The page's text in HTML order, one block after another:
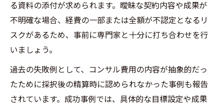
る資料の添付が求められます。曖昧な契約内容や成果が
不明確な場合、経費の一部または全額が不認定となるリ
スクがあるため、事前に専門家と十分に打ち合わせを行
いましょう。
過去の失敗例として、コンサル費用の内容が抽象的だっ
たために採択後の精算時に認められなかった事例も報告
されています。成功事例では、具体的な目標設定や成果